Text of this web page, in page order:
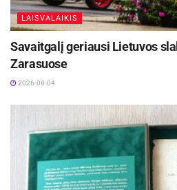
LAISVALAIKIS
Savaitgalį geriausi Lietuvos
Zarasuose
2026-08-04